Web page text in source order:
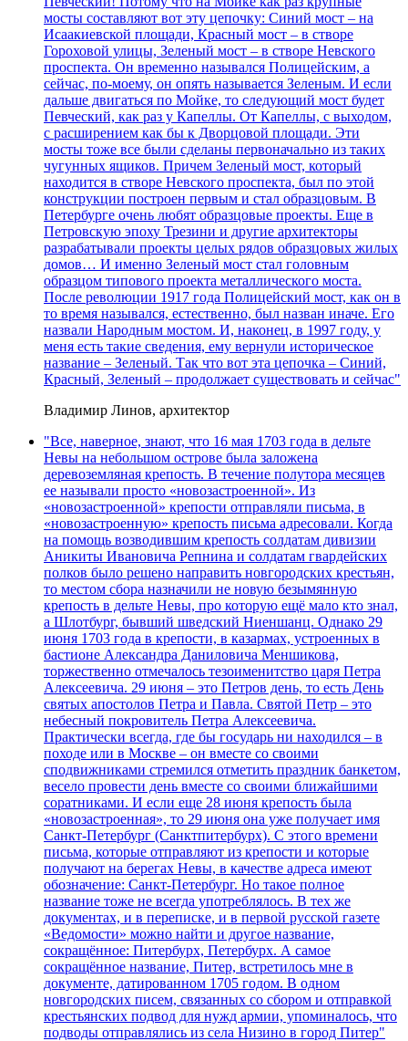
мосты составляют вот эту цепочку: Синий мост – на
Исаакиевской площади, Красный мост – в створе
Гороховой улицы, Зеленый мост – в створе Невского
проспекта. Он временно назывался Полицейским, а
сейчас, по-моему, он опять называется Зеленым. И если
дальше двигаться по Мойке, то следующий мост будет
Певческий, как раз у Капеллы. От Капеллы, с выходом,
с расширением как бы к Дворцовой площади. Эти
мосты тоже все были сделаны первоначально из таких
чугунных ящиков. Причем Зеленый мост, который
находится в створе Невского проспекта, был по этой
конструкции построен первым и стал образцовым. В
Петербурге очень любят образцовые проекты. Еще в
Петровскую эпоху Трезини и другие архитекторы
разрабатывали проекты целых рядов образцовых жилых
домов… И именно Зеленый мост стал головным
образцом типового проекта металлического моста.
После революции 1917 года Полицейский мост, как он в
то время назывался, естественно, был назван иначе. Его
назвали Народным мостом. И, наконец, в 1997 году, у
меня есть такие сведения, ему вернули историческое
название – Зеленый. Так что вот эта цепочка – Синий,
Красный, Зеленый – продолжает существовать и сейчас"
Владимир Линов, архитектор
"Все, наверное, знают, что 16 мая 1703 года в дельте
Невы на небольшом острове была заложена
деревоземляная крепость. В течение полутора месяцев
ее называли просто «новозастроенной». Из
«новозастроенной» крепости отправляли письма, в
«новозастроенную» крепость письма адресовали. Когда
на помощь возводившим крепость солдатам дивизии
Аникиты Ивановича Репнина и солдатам гвардейских
полков было решено направить новгородских крестьян,
то местом сбора назначили не новую безымянную
крепость в дельте Невы, про которую ещё мало кто знал,
а Шлотбург, бывший шведский Ниеншанц. Однако 29
июня 1703 года в крепости, в казармах, устроенных в
бастионе Александра Даниловича Меншикова,
торжественно отмечалось тезоименитство царя Петра
Алексеевича. 29 июня – это Петров день, то есть День
святых апостолов Петра и Павла. Святой Петр – это
небесный покровитель Петра Алексеевича.
Практически всегда, где бы государь ни находился – в
походе или в Москве – он вместе со своими
сподвижниками стремился отметить праздник банкетом,
весело провести день вместе со своими ближайшими
соратниками. И если еще 28 июня крепость была
«новозастроенная», то 29 июня она уже получает имя
Санкт-Петербург (Санктпитербурх). С этого времени
письма, которые отправляют из крепости и которые
получают на берегах Невы, в качестве адреса имеют
обозначение: Санкт-Петербург. Но такое полное
название тоже не всегда употреблялось. В тех же
документах, и в переписке, и в первой русской газете
«Ведомости» можно найти и другое название,
сокращённое: Питербурх, Петербурх. А самое
сокращённое название, Питер, встретилось мне в
документе, датированном 1705 годом. В одном
новгородских писем, связанных со сбором и отправкой
крестьянских подвод для нужд армии, упоминалось, что
подводы отправлялись из села Низино в город Питер"